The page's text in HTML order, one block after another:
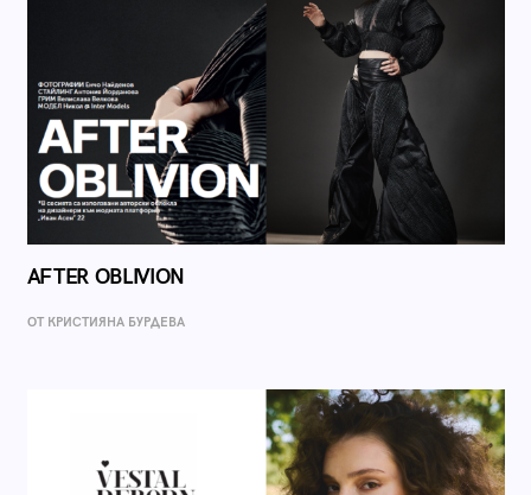
AFTER OBLIVION
ОТ КРИСТИЯНА БУРДЕВА